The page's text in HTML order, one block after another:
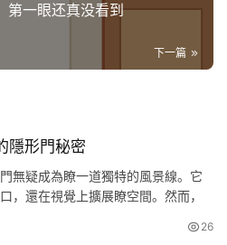
第一眼还真没看到
下一篇
隱形門秘密
無疑成為瞭一道獨特的風景線。它
，還在視覺上擴展瞭空間。然而，
的挑戰。在一場火災中，一個不起
26